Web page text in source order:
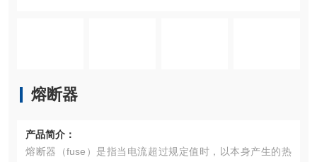
熔断器
产品简介：
熔断器（fuse）是指当电流超过规定值时，以本身产生的热